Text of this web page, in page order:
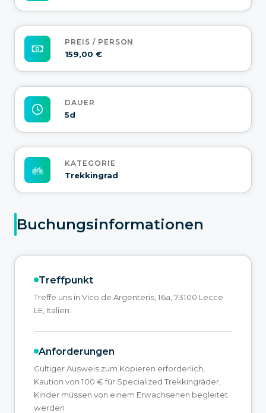
PREIS / PERSON
159,00 €
DAUER
5d
KATEGORIE
Trekkingrad
Buchungsinformationen
Treffpunkt
Treffe uns in Vico de Argenteris, 16a, 73100 Lecce
LE, Italien.
Anforderungen
Gültiger Ausweis zum Kopieren erforderlich,
Kaution von 100 € für Specialized Trekkingräder,
Kinder müssen von einem Erwachsenen begleitet
werden